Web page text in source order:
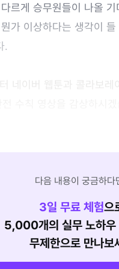
르게 승무원들이 나올
가 이상하다는 생각이
.
네이버 웹툰과 콜라보레
다음 내용이 궁금하다
3일 무료 체험으
5,000개의 실무 노하우
무제한으로 만나보